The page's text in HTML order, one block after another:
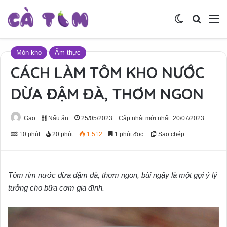
Tìm
Switch skin
Món kho Ẩm thực
CÁCH LÀM TÔM KHO NƯỚC
DỪA ĐẬM ĐÀ, THƠM NGON
Gạo Nấu ăn 25/05/2023 Cập nhật mới nhất: 20/07/2023
10 phút 20 phút 1.512 1 phút đọc Sao chép
Tôm rim nước dừa đậm đà, thơm ngon, bùi ngậy là một gợi ý lý
tưởng cho bữa cơm gia đình.